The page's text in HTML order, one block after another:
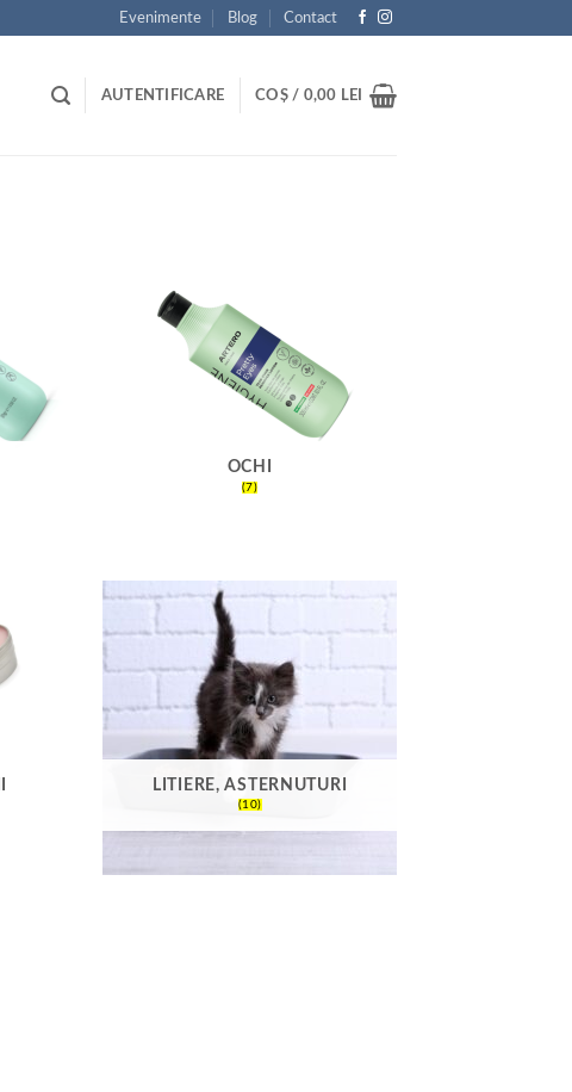
Evenimente Blog Contact
AUTENTIFICARE COȘ / 0,00 LEI
OCHI
(7)
LITIERE, ASTERNUTURI
(10)